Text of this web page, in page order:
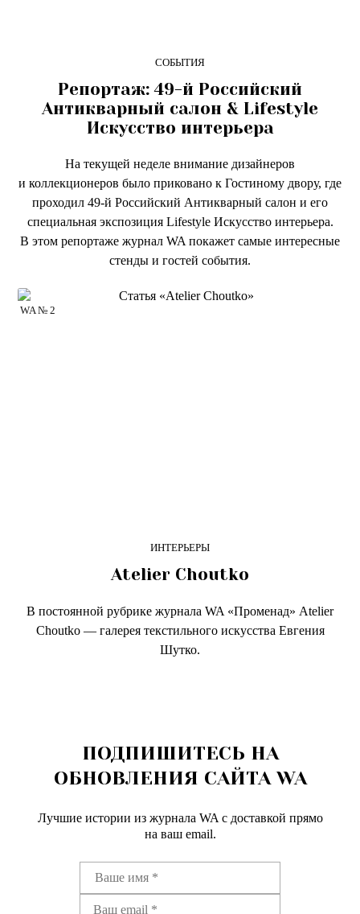
СОБЫТИЯ
Репортаж: 49-й Российский
Антикварный салон & Lifestyle
Искусство интерьера
На текущей неделе внимание дизайнеров
и коллекционеров было приковано к Гостиному двору, где
проходил 49-й Российский Антикварный салон и его
специальная экспозиция Lifestyle Искусство интерьера.
В этом репортаже журнал WA покажет самые интересные
стенды и гостей события.
WA № 2
ИНТЕРЬЕРЫ
Atelier Choutko
В постоянной рубрике журнала WA «Променад» Atelier
Choutko — галерея текстильного искусства Евгения
Шутко.
ПОДПИШИТЕСЬ НА
ОБНОВЛЕНИЯ САЙТА WA
Лучшие истории из журнала WA c доставкой прямо
на ваш email.